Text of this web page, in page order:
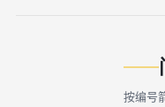
按编号